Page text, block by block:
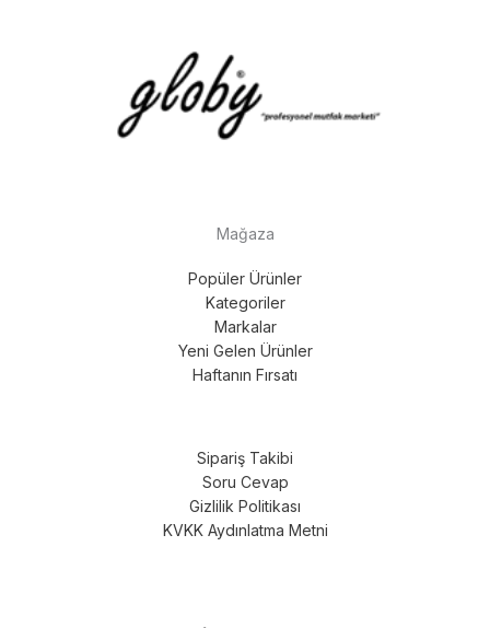
Mağaza
Popüler Ürünler
Kategoriler
Markalar
Yeni Gelen Ürünler
Haftanın Fırsatı
Sipariş Takibi
Soru Cevap
Gizlilik Politikası
KVKK Aydınlatma Metni